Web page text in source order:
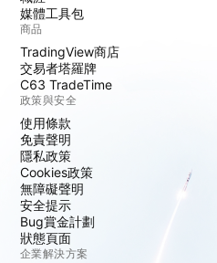
媒體工具包
商品
TradingView商店
交易者塔羅牌
C63 TradeTime
政策與安全
使用條款
免責聲明
隱私政策
Cookies政策
無障礙聲明
安全提示
Bug賞金計劃
狀態頁面
企業解決方案